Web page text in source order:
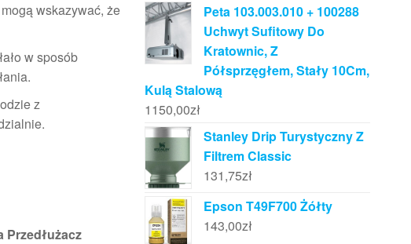
wskazywać, że
w sposób
z
Przedłużacz
Peta 103.003.010 + 100288
Uchwyt Sufitowy Do
Kratownic, Z
Półsprzęgłem, Stały 10Cm,
Kulą Stalową
1150,00zł
Stanley Drip Turystyczny Z
Filtrem Classic
131,75zł
Epson T49F700 Żółty
143,00zł